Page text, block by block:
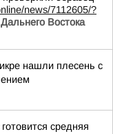
news/7112605/?
Востока
нашли плесень с
средняя